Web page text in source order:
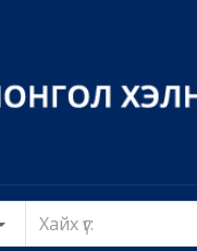
Toggle Dropdown